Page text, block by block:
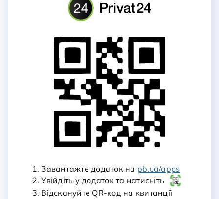
1. Завантажте додаток на pb.ua/apps
2. Увійдіть у додаток та натисніть
3. Відскануйте QR-код на квитанції